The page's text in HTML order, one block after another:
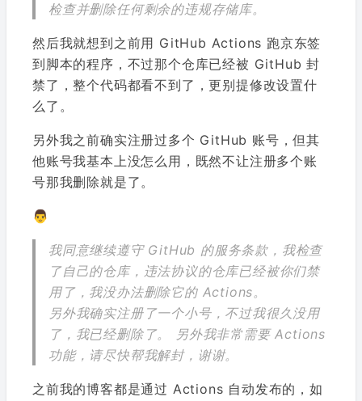
检查并删除任何剩余的违规存储库。
然后我就想到之前用 GitHub Actions 跑京东签
到脚本的程序，不过那个仓库已经被 GitHub 封
禁了，整个代码都看不到了，更别提修改设置什
么了。
另外我之前确实注册过多个 GitHub 账号，但其
他账号我基本上没怎么用，既然不让注册多个账
号那我删除就是了。
👨
我同意继续遵守 GitHub 的服务条款，我检查
了自己的仓库，违法协议的仓库已经被你们禁
用了，我没办法删除它的 Actions。
另外我确实注册了一个小号，不过我很久没用
了，我已经删除了。 另外我非常需要 Actions
功能，请尽快帮我解封，谢谢。
之前我的博客都是通过 Actions 自动发布的，如